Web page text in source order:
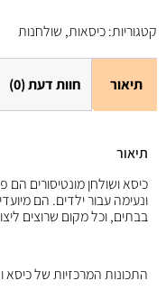
קטגוריות:כיסאות, שולחנות
תיאור חוות דעת (0)
תיאור
כיסא ושולחן מונטיסורים
ונעימה עבור ילדים. הם
בבתים, וכל מקום שרוצים
התכונות המרכזיות של כיסא